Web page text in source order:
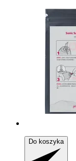
Do koszyka